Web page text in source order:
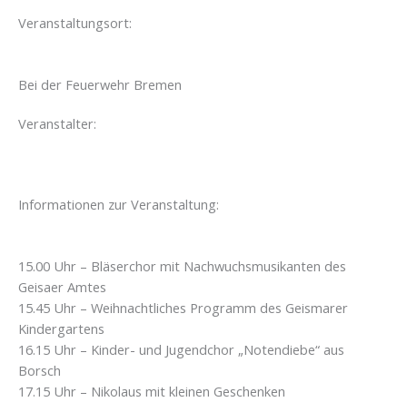
Veranstaltungsort:
Bei der Feuerwehr Bremen
Veranstalter:
Informationen zur Veranstaltung:
15.00 Uhr – Bläserchor mit Nachwuchsmusikanten des
Geisaer Amtes
15.45 Uhr – Weihnachtliches Programm des Geismarer
Kindergartens
16.15 Uhr – Kinder- und Jugendchor „Notendiebe“ aus
Borsch
17.15 Uhr – Nikolaus mit kleinen Geschenken